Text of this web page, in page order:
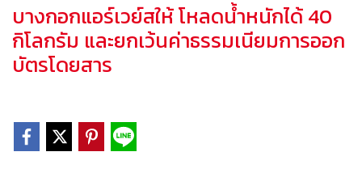
บางกอกแอร์เวย์สให้ โหลดน้ำหนักได้ 40
กิโลกรัม และยกเว้นค่าธรรมเนียมการออก
บัตรโดยสาร